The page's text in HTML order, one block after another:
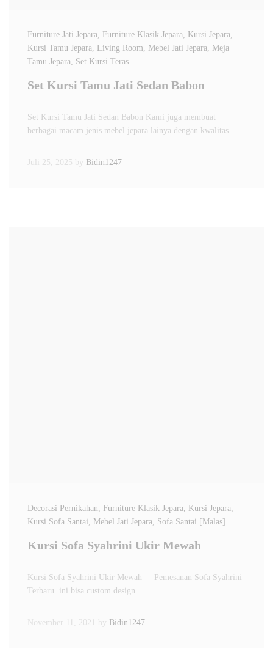
Furniture Jati Jepara, Furniture Klasik Jepara, Kursi Jepara,
Kursi Tamu Jepara, Living Room, Mebel Jati Jepara, Meja
Tamu Jepara, Set Kursi Teras
Set Kursi Tamu Jati Sedan Babon
Set Kursi Tamu Jati Sedan Babon Kami juga membuat
berbagai macam jenis mebel jepara lainya dengan kwalitas…
Juli 25, 2025 by Bidin1247
Decorasi Pernikahan, Furniture Klasik Jepara, Kursi Jepara,
Kursi Sofa Santai, Mebel Jati Jepara, Sofa Santai [Malas]
Kursi Sofa Syahrini Ukir Mewah
Kursi Sofa Syahrini Ukir Mewah Pemesanan Sofa Syahrini
Terbaru ini bisa custom design…
November 11, 2021 by Bidin1247